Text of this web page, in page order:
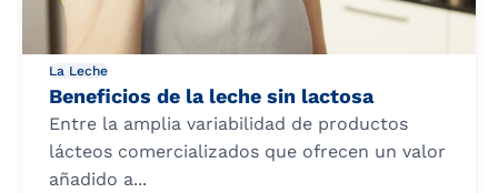
La Leche
Beneficios de la leche sin lactosa
Entre la amplia variabilidad de productos
lácteos comercializados que ofrecen un valor
añadido a...